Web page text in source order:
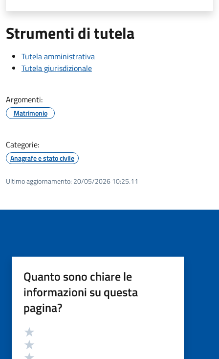
Strumenti di tutela
Tutela amministrativa
Tutela giurisdizionale
Argomenti:
Matrimonio
Categorie:
Anagrafe e stato civile
Ultimo aggiornamento: 20/05/2026 10:25.11
Quanto sono chiare le
informazioni su questa
pagina?
Valutazione